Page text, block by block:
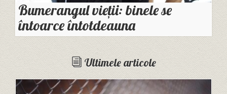
Bumerangul vieții: binele se
întoarce întotdeauna
Ultimele articole